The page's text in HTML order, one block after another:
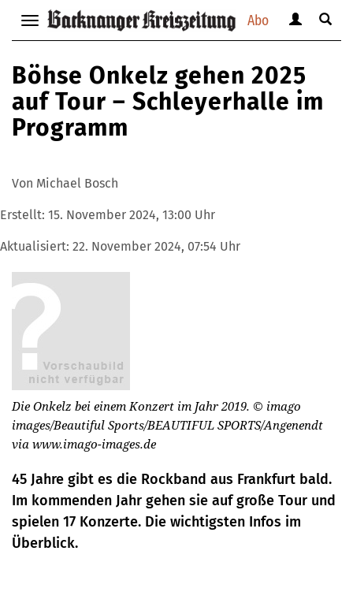
Abo
Navigation
anzeigen
bzw.
verbergen
anzeigen
verbergen
Suche
Böhse Onkelz gehen 2025
auf Tour – Schleyerhalle im
Programm
Von Michael Bosch
Erstellt: 15. November 2024, 13:00 Uhr
Aktualisiert: 22. November 2024, 07:54 Uhr
Die Onkelz bei einem Konzert im Jahr 2019. © imago
images/Beautiful Sports/BEAUTIFUL SPORTS/Angenendt
via www.imago-images.de
45 Jahre gibt es die Rockband aus Frankfurt bald.
Im kommenden Jahr gehen sie auf große Tour und
spielen 17 Konzerte. Die wichtigsten Infos im
Überblick.